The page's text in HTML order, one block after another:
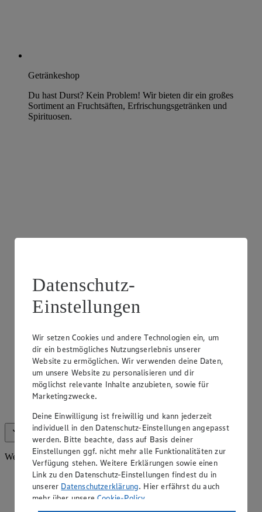
Getränkeshop
Du hast Durst? Kein Problem! Wir bieten dir ein großes
Sortiment an Fruchtsäften, Erfrischungsgetränken und
Spirituosen.
Frischetheke Fleisch
Wir halten für dich eine Vielzahl an Fleischspezialitäten an
Alle anzeigen (5) Weniger anzeigen
Weiteres Sortiment
Datenschutz-
Einstellungen
Wir setzen Cookies und andere Technologien ein, um
dir ein bestmögliches Nutzungserlebnis unserer
Website zu ermöglichen. Wir verwenden deine Daten,
um unsere Website zu personalisieren und dir
möglichst relevante Inhalte anzubieten, sowie für
Marketingzwecke.
Deine Einwilligung ist freiwillig und kann jederzeit
individuell in den Datenschutz-Einstellungen angepasst
werden. Bitte beachte, dass auf Basis deiner
Einstellungen ggf. nicht mehr alle Funktionalitäten zur
Verfügung stehen. Weitere Erklärungen sowie einen
Link zu den Datenschutz-Einstellungen findest du in
unserer Datenschutzerklärung. Hier erfährst du auch
mehr über unsereCookie-Policy.